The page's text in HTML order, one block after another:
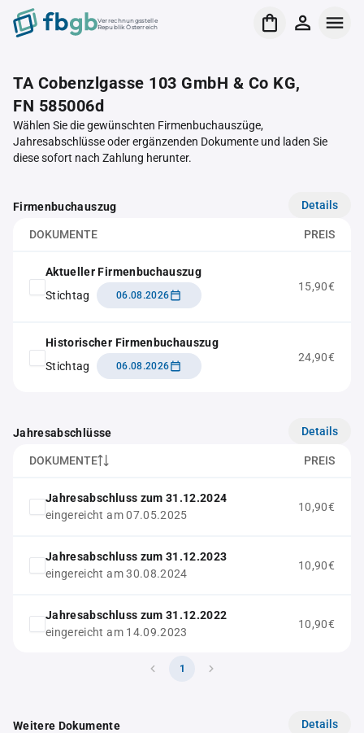
Verrechnungsstelle
Republik Österreich
TA Cobenzlgasse 103 GmbH & Co KG,
FN 585006d
Wählen Sie die gewünschten Firmenbuchauszüge,
Jahresabschlüsse oder ergänzenden Dokumente und laden Sie
diese sofort nach Zahlung herunter.
Firmenbuchauszug Details
DOKUMENTE PREIS
Aktueller Firmenbuchauszug
Stichtag
06.08.2026
15,90€
Historischer Firmenbuchauszug
Stichtag
06.08.2026
24,90€
Jahresabschlüsse Details
DOKUMENTE PREIS
Jahresabschluss zum 31.12.2024
eingereicht am 07.05.2025
10,90€
Jahresabschluss zum 31.12.2023
eingereicht am 30.08.2024
10,90€
Jahresabschluss zum 31.12.2022
eingereicht am 14.09.2023
10,90€
1
Weitere Dokumente Details